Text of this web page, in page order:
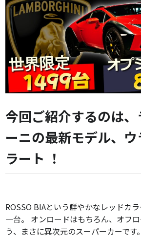
今回ご紹介するのは
ーニの最新モデル、
ラート ！
ROSSO BIAという鮮やかなレッドカ
一台。 オンロードはもちろん、オフ
う、まさに異次元のスーパーカーです。